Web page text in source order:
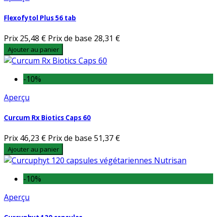
Flexofytol Plus 56 tab
Prix 25,48 € Prix de base 28,31 €
Ajouter au panier
-10%
Aperçu
Curcum Rx Biotics Caps 60
Prix 46,23 € Prix de base 51,37 €
Ajouter au panier
-10%
Aperçu